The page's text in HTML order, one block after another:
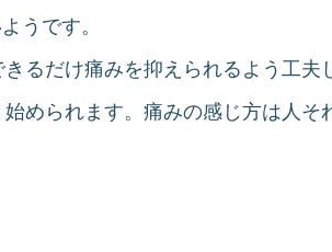
うです。
るだけ痛みを抑えられるよう工
められます。痛みの感じ方は人